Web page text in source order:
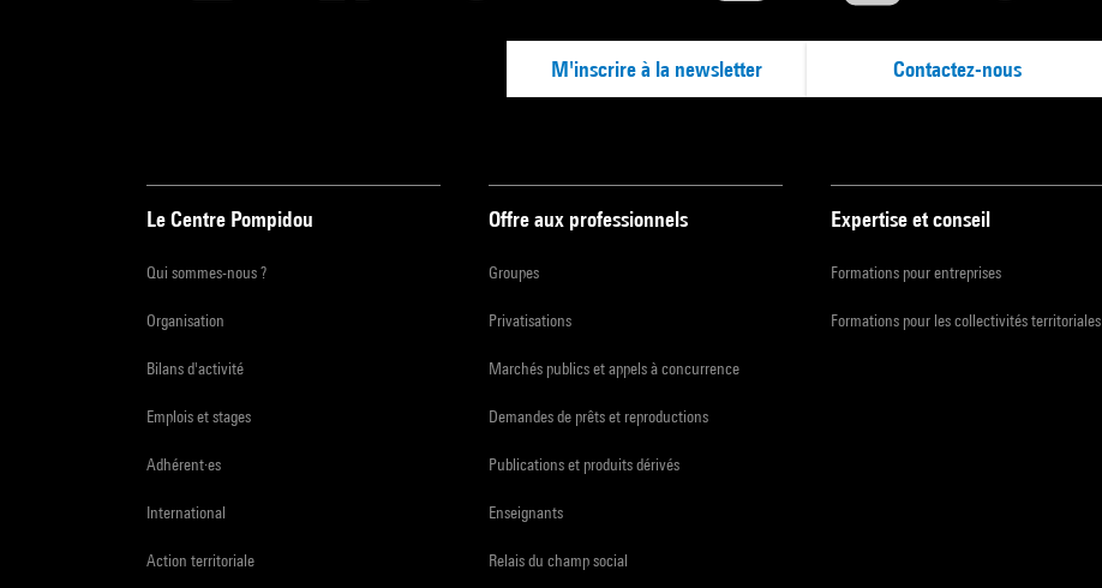
M'inscrire à la newsletter Contactez-nous
Le Centre Pompidou
Qui sommes-nous ?
Organisation
Bilans d'activité
Emplois et stages
Adhérent·es
International
Action territoriale
Offre aux professionnels
Groupes
Privatisations
Marchés publics et appels à concurrence
Demandes de prêts et reproductions
Publications et produits dérivés
Enseignants
Relais du champ social
Expertise et conseil
Formations pour entreprises
Formations pour les collectivités territoriales